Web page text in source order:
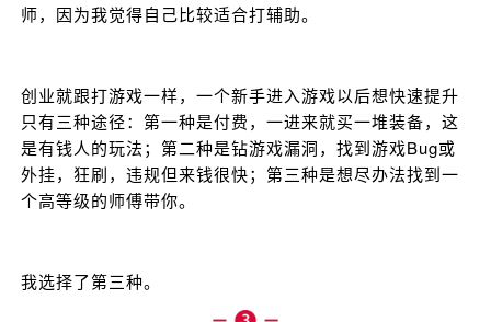
师，因为我觉得自己比较适合打辅助。
创业就跟打游戏一样，一个新手进入游戏以后想快速提升
只有三种途径：第一种是付费，一进来就买一堆装备，这
是有钱人的玩法；第二种是钻游戏漏洞，找到游戏Bug或
外挂，狂刷，违规但来钱很快；第三种是想尽办法找到一
个高等级的师傅带你。
我选择了第三种。